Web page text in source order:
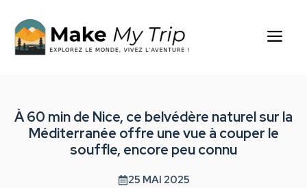
contenu
À 60 min de Nice, ce belvédère naturel sur la
Méditerranée offre une vue à couper le
souffle, encore peu connu
25 MAI 2025